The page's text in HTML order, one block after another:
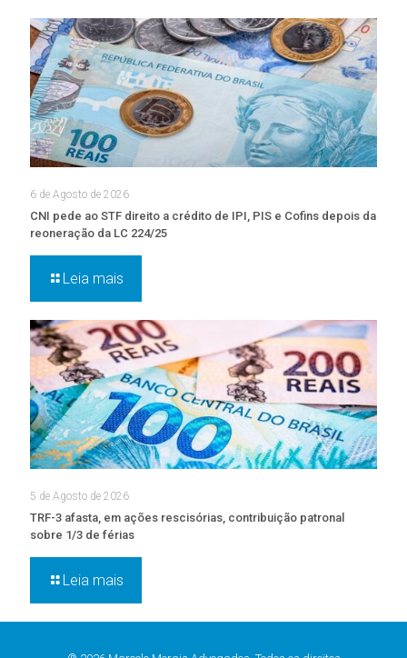
6 de Agosto de 2026
CNI pede ao STF direito a crédito de IPI, PIS e Cofins depois da
reoneração da LC 224/25
Leia mais
5 de Agosto de 2026
TRF-3 afasta, em ações rescisórias, contribuição patronal
sobre 1/3 de férias
Leia mais